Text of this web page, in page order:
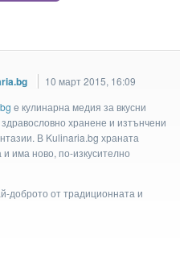
10 март 2015, 16:09
e кулинарна медия за вкусни
хранене и изтънчени
В Kulinaria.bg храната
и има ново, по-изкусително
доброто от традиционната и